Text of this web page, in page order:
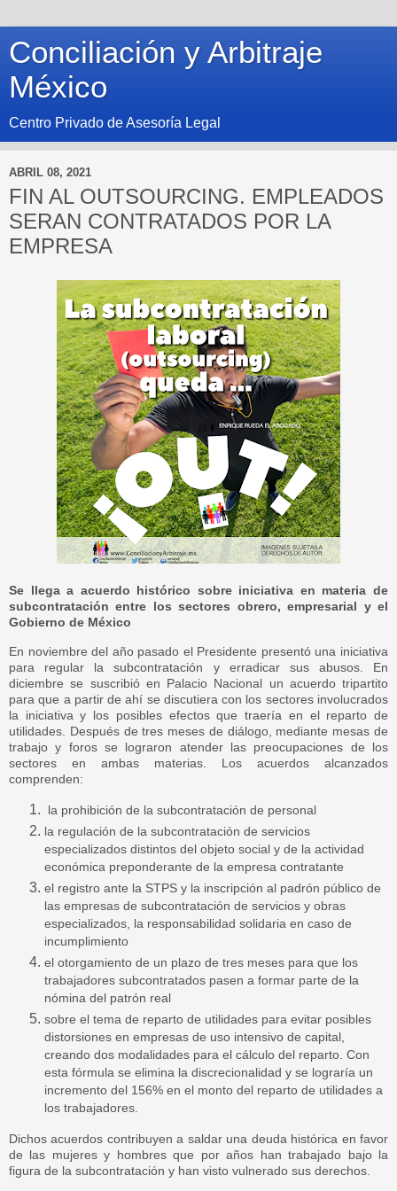
Conciliación y Arbitraje
México
Centro Privado de Asesoría Legal
ABRIL 08, 2021
FIN AL OUTSOURCING. EMPLEADOS
SERAN CONTRATADOS POR LA
EMPRESA
Se llega a acuerdo histórico sobre iniciativa en materia de
subcontratación entre los sectores obrero, empresarial y el
Gobierno de México
En noviembre del año pasado el Presidente presentó una iniciativa
para regular la subcontratación y erradicar sus abusos. En
diciembre se suscribió en Palacio Nacional un acuerdo tripartito
para que a partir de ahí se discutiera con los sectores involucrados
la iniciativa y los posibles efectos que traería en el reparto de
utilidades. Después de tres meses de diálogo, mediante mesas de
trabajo y foros se lograron atender las preocupaciones de los
sectores en ambas materias. Los acuerdos alcanzados
comprenden:
la prohibición de la subcontratación de personal
la regulación de la subcontratación de servicios
especializados distintos del objeto social y de la actividad
económica preponderante de la empresa contratante
el registro ante la STPS y la inscripción al padrón público de
las empresas de subcontratación de servicios y obras
especializados, la responsabilidad solidaria en caso de
incumplimiento
el otorgamiento de un plazo de tres meses para que los
trabajadores subcontratados pasen a formar parte de la
nómina del patrón real
sobre el tema de reparto de utilidades para evitar posibles
distorsiones en empresas de uso intensivo de capital,
creando dos modalidades para el cálculo del reparto. Con
esta fórmula se elimina la discrecionalidad y se lograría un
incremento del 156% en el monto del reparto de utilidades a
los trabajadores.
Dichos acuerdos contribuyen a saldar una deuda histórica en favor
de las mujeres y hombres que por años han trabajado bajo la
figura de la subcontratación y han visto vulnerado sus derechos.